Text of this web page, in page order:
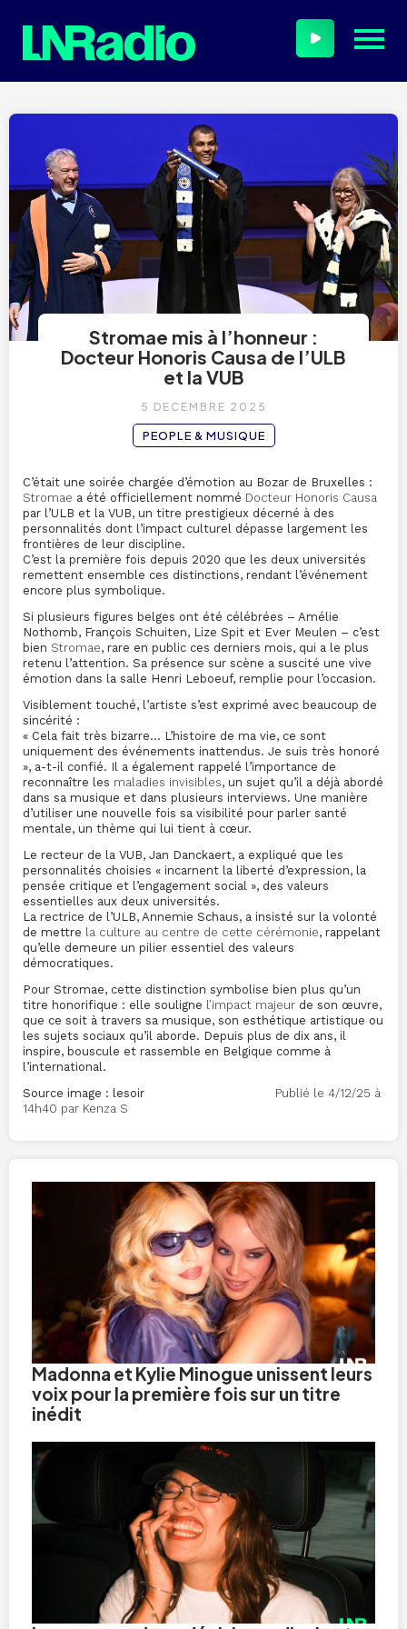
Stromae mis à l’honneur :
Docteur Honoris Causa de l’ULB
et la VUB
5 DÉCEMBRE 2025
PEOPLE & MUSIQUE
C’était une soirée chargée d’émotion au Bozar de Bruxelles :
Stromae a été officiellement nommé Docteur Honoris Causa
par l’ULB et la VUB, un titre prestigieux décerné à des
personnalités dont l’impact culturel dépasse largement les
frontières de leur discipline.
C’est la première fois depuis 2020 que les deux universités
remettent ensemble ces distinctions, rendant l’événement
encore plus symbolique.
Si plusieurs figures belges ont été célébrées – Amélie
Nothomb, François Schuiten, Lize Spit et Ever Meulen – c’est
bien Stromae, rare en public ces derniers mois, qui a le plus
retenu l’attention. Sa présence sur scène a suscité une vive
émotion dans la salle Henri Leboeuf, remplie pour l’occasion.
Visiblement touché, l’artiste s’est exprimé avec beaucoup de
sincérité :
« Cela fait très bizarre… L’histoire de ma vie, ce sont
uniquement des événements inattendus. Je suis très honoré
», a-t-il confié. Il a également rappelé l’importance de
reconnaître les maladies invisibles, un sujet qu’il a déjà abordé
dans sa musique et dans plusieurs interviews. Une manière
d’utiliser une nouvelle fois sa visibilité pour parler santé
mentale, un thème qui lui tient à cœur.
Le recteur de la VUB, Jan Danckaert, a expliqué que les
personnalités choisies « incarnent la liberté d’expression, la
pensée critique et l’engagement social », des valeurs
essentielles aux deux universités.
La rectrice de l’ULB, Annemie Schaus, a insisté sur la volonté
de mettre la culture au centre de cette cérémonie, rappelant
qu’elle demeure un pilier essentiel des valeurs
démocratiques.
Pour Stromae, cette distinction symbolise bien plus qu’un
titre honorifique : elle souligne l’impact majeur de son œuvre,
que ce soit à travers sa musique, son esthétique artistique ou
les sujets sociaux qu’il aborde. Depuis plus de dix ans, il
inspire, bouscule et rassemble en Belgique comme à
l’international.
Source image : lesoir Publié le 4/12/25 à
14h40 par Kenza S
Madonna et Kylie Minogue unissent leurs
voix pour la première fois sur un titre
inédit